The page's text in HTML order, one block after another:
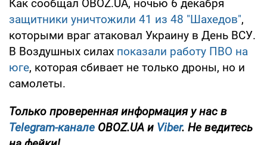
Как сообщал OBOZ.UA, ночью 6 декабря
защитники уничтожили 41 из 48 "Шахедов",
которыми враг атаковал Украину в День ВСУ.
В Воздушных силах показали работу ПВО на
юге, которая сбивает не только дроны, но и
самолеты.
Только проверенная информация у нас в
Telegram-канале OBOZ.UA и Viber. Не ведитесь